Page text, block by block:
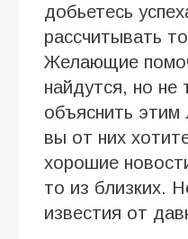
добьетесь
рассчитывать
Желающие
найдутся, но не
объяснить
вы от них
хорошие
то из близких.
известия от